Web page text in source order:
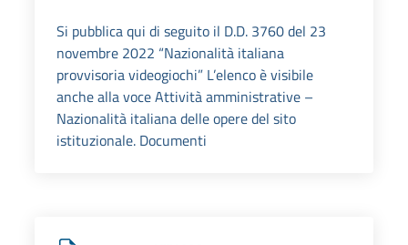
Si pubblica qui di seguito il D.D. 3760 del 23
novembre 2022 “Nazionalità italiana
provvisoria videogiochi” L’elenco è visibile
anche alla voce Attività amministrative –
Nazionalità italiana delle opere del sito
istituzionale. Documenti